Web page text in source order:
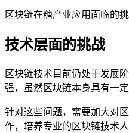
区块链在糖产业应用面临的
技术层面的挑战
区块链技术目前仍处于发展
强，虽然区块链本身具有一
针对这些问题，需要加大对
作，培养专业的区块链技术